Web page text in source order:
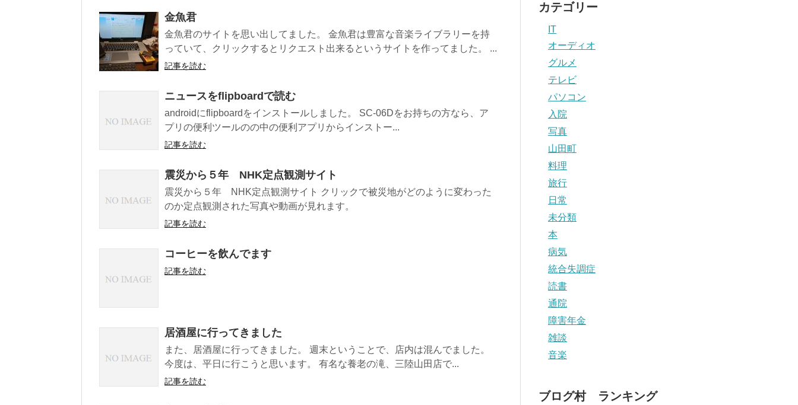
金魚君
金魚君のサイトを思い出してました。 金魚君は豊富な音楽ライブラリーを持
っていて、クリックするとリクエスト出来るというサイトを作ってました。 ...
記事を読む
ニュースをflipboardで読む
androidにflipboardをインストールしました。 SC-06Dをお持ちの方なら、ア
プリの便利ツールのの中の便利アプリからインストー...
記事を読む
震災から５年 NHK定点観測サイト
震災から５年 NHK定点観測サイト クリックで被災地がどのように変わった
のか定点観測された写真や動画が見れます。
記事を読む
コーヒーを飲んでます
記事を読む
居酒屋に行ってきました
また、居酒屋に行ってきました。 週末ということで、店内は混んでました。
今度は、平日に行こうと思います。 有名な養老の滝、三陸山田店で...
記事を読む
カテゴリー
IT
オーディオ
グルメ
テレビ
パソコン
入院
写真
山田町
料理
旅行
日常
未分類
本
病気
統合失調症
読書
通院
障害年金
雑談
音楽
ブログ村 ランキング